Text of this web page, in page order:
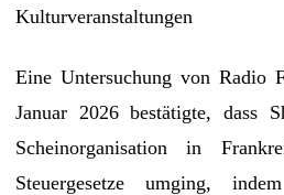
Kulturveranstaltungen
Eine Untersuchung von Radio
Januar 2026 bestätigte, dass
Scheinorganisation in
Steuergesetze umging,